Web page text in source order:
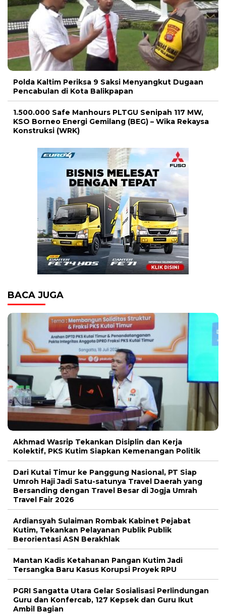
Polda Kaltim Periksa 9 Saksi Menyangkut Dugaan
Pencabulan di Kota Balikpapan
1.500.000 Safe Manhours PLTGU Senipah 117 MW,
KSO Borneo Energi Gemilang (BEG) – Wika Rekaysa
Konstruksi (WRK)
BACA JUGA
Akhmad Wasrip Tekankan Disiplin dan Kerja
Kolektif, PKS Kutim Siapkan Kemenangan Politik
Dari Kutai Timur ke Panggung Nasional, PT Siap
Umroh Haji Jadi Satu-satunya Travel Daerah yang
Bersanding dengan Travel Besar di Jogja Umrah
Travel Fair 2026
Ardiansyah Sulaiman Rombak Kabinet Pejabat
Kutim, Tekankan Pelayanan Publik Publik
Berorientasi ASN Berakhlak
Mantan Kadis Ketahanan Pangan Kutim Jadi
Tersangka Baru Kasus Korupsi Proyek RPU
PGRI Sangatta Utara Gelar Sosialisasi Perlindungan
Guru dan Konfercab, 127 Kepsek dan Guru Ikut
Ambil Bagian